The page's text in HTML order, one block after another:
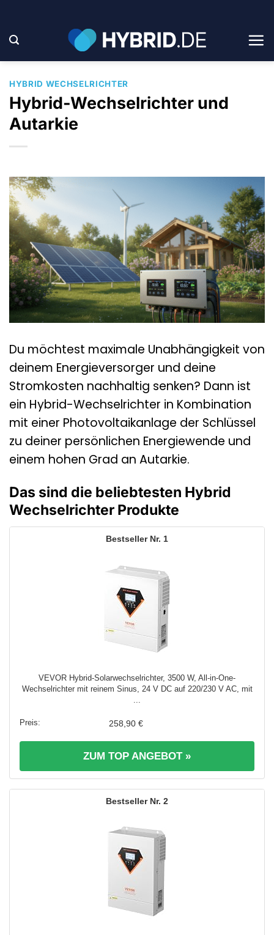
springen
HYBRID WECHSELRICHTER
Hybrid-Wechselrichter und
Autarkie
Du möchtest maximale Unabhängigkeit von
deinem Energieversorger und deine
Stromkosten nachhaltig senken? Dann ist
ein Hybrid-Wechselrichter in Kombination
mit einer Photovoltaikanlage der Schlüssel
zu deiner persönlichen Energiewende und
einem hohen Grad an Autarkie.
Das sind die beliebtesten Hybrid
Wechselrichter Produkte
1
VEVOR Hybrid-Solarwechselrichter, 3500 W, All-in-One-
Wechselrichter mit reinem Sinus, 24 V DC auf 220/230 V AC, mit
...
258,90 €
ZUM TOP ANGEBOT »
2